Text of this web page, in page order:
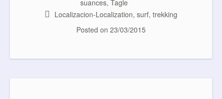
suances, Tagle
Localizacion-Localization, surf, trekking
Posted on 23/03/2015